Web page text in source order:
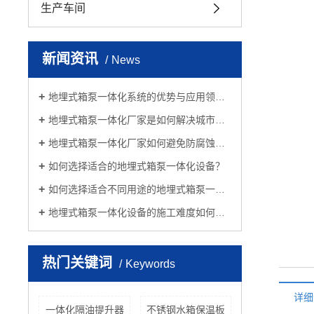
生产车间
新闻资讯 News
地埋式箱泵一体化系统的优势与应用领域是什么？
地埋式箱泵一体化厂家是如何解决城市污水处理难题的？
地埋式箱泵一体化厂家如何避免防腐蚀问题？
如何选择适合的地埋式箱泵一体化设备？
如何选择适合不同用途的地埋式箱泵一体化设备？
地埋式箱泵一体化设备的施工难度如何？是否适合自行安装？
热门关键词 Keywords
一体化隔油提升器 不锈钢水箱保温板
详